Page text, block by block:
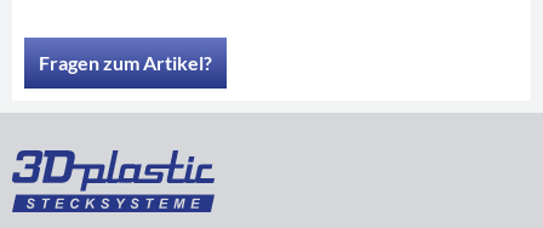
Fragen zum Artikel?